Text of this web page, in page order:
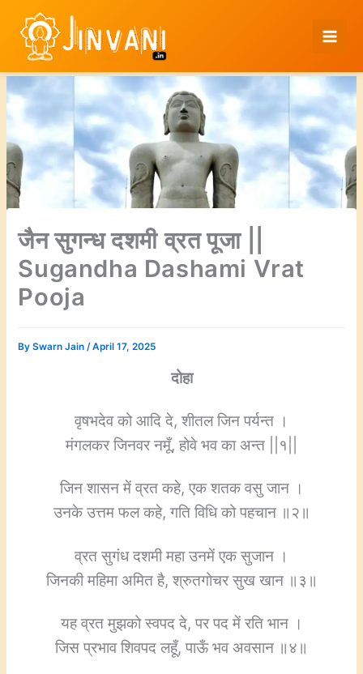
content
जैन सुगन्ध दशमी व्रत पूजा ||
Sugandha Dashami Vrat
Pooja
BySwarn Jain/April 17, 2025
दोहा
वृषभदेव को आदि दे, शीतल जिन पर्यन्त ।
मंगलकर जिनवर नमूँ, होवे भव का अन्त ||१||
जिन शासन में व्रत कहे, एक शतक वसु जान ।
उनके उत्तम फल कहे, गति विधि को पहचान ॥२॥
व्रत सुगंध दशमी महा उनमें एक सुजान ।
जिनकी महिमा अमित है, श्रुतगोचर सुख खान ॥३॥
यह व्रत मुझको स्वपद दे, पर पद में रति भान ।
जिस प्रभाव शिवपद लहूँ, पाऊँ भव अवसान ॥४॥